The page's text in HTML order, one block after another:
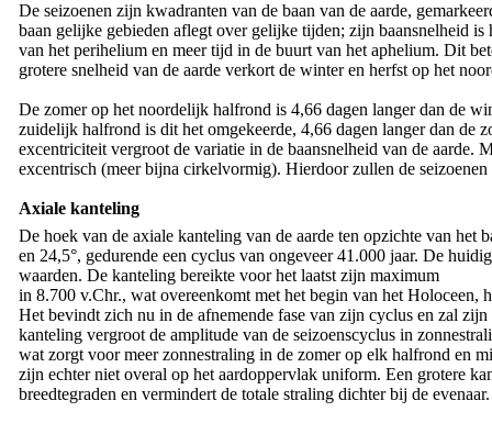
De seizoenen zijn kwadranten van de baan van de aarde,
baan gelijke gebieden aflegt over gelijke tijden; zijn baansnelheid
van het perihelium en meer tijd in de buurt van het aphelium. Dit
grotere snelheid van de aarde verkort de winter en herfst op het
De zomer op het noordelijk halfrond is 4,66 dagen langer dan de
zuidelijk halfrond is dit het omgekeerde, 4,66 dagen langer dan de
excentriciteit vergroot de variatie in de baansnelheid van de aarde.
excentrisch (meer bijna cirkelvormig). Hierdoor zullen de
Axiale kanteling
De hoek van de axiale kanteling van de aarde ten opzichte van het
en 24,5°, gedurende een cyclus van ongeveer 41.000 jaar. De
waarden. De kanteling bereikte voor het laatst zijn maximum
in 8.700 v.Chr., wat overeenkomt met het begin van het Holoceen,
Het bevindt zich nu in de afnemende fase van zijn cyclus en zal
kanteling vergroot de amplitude van de seizoenscyclus in
wat zorgt voor meer zonnestraling in de zomer op elk halfrond en
zijn echter niet overal op het aardoppervlak uniform. Een grotere
breedtegraden en vermindert de totale straling dichter bij de evenaar.